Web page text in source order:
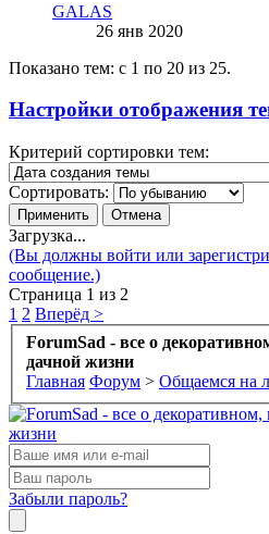
GALAS
26 янв 2020
Показано тем: с 1 по 20 из 25.
Настройки отображения
Критерий сортировки тем:
Сортировать:
Загрузка...
(Вы должны войти или
сообщение.)
Страница 1 из 2
1 2 Вперёд >
ForumSad - все о
дачной жизни
Главная Форум > Общаемся на
Забыли пароль?